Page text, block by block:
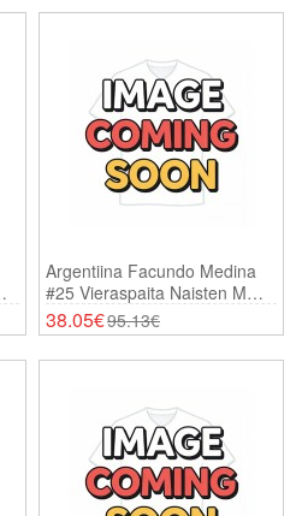
Argentiina Facundo Medina
#25 Vieraspaita Naisten MM-
Kisat 2026 Lyhythihainen
38.05€95.13€